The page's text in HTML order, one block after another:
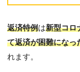
返済特例は新型コロ
て返済が困難になっ
れます。